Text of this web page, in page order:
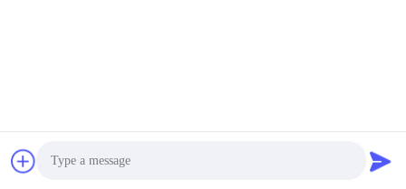
Mechanical Co., Ltd. . Tudo Direitos reservados.